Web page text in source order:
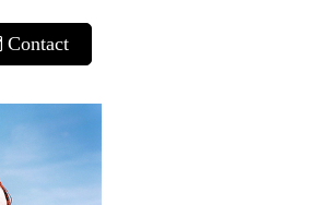
Contact